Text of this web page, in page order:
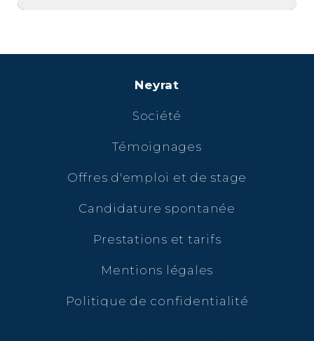
Neyrat
Société
Témoignages
Offres d'emploi et de stage
Candidature spontanée
Prestations et tarifs
Mentions légales
Politique de confidentialité